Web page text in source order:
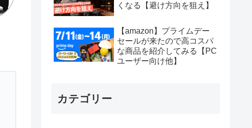
くなる【避け方向を狙え】
【amazon】プライムデー
セールが来たので高コスパ
な商品を紹介してみる【PC
ユーザー向け他】
カテゴリー